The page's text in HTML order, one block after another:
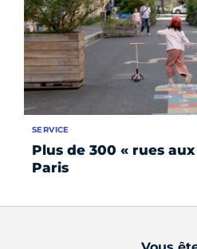
Plus de 300 « rues
Paris
SERVICE